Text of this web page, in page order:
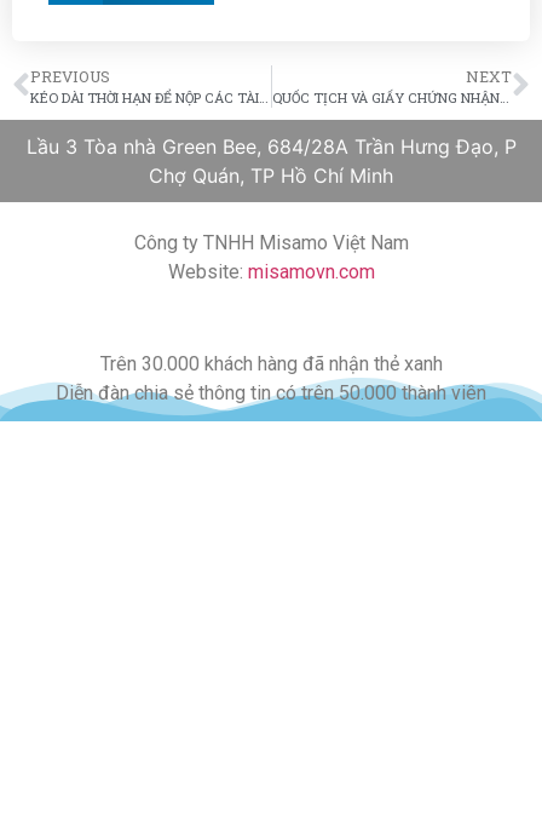
PREVIOUS NEXT
QUỐC TỊCH VÀ GIẤY CHỨNG NHẬN QUỐC TỊCH TỰ ĐỘNG CHO TRẺ EM
Lầu 3 Tòa nhà Green Bee, 684/28A Trần Hưng Đạo, P
Chợ Quán, TP Hồ Chí Minh
Công ty TNHH Misamo Việt Nam
Website: misamovn.com
Trên 30.000 khách hàng đã nhận thẻ xanh
Diễn đàn chia sẻ thông tin có trên 50.000 thành viên